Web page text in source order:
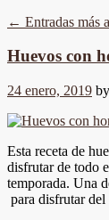
← Entradas más
Huevos con
24 enero, 2019 by
Esta receta de
disfrutar de todo
temporada. Una
para disfrutar